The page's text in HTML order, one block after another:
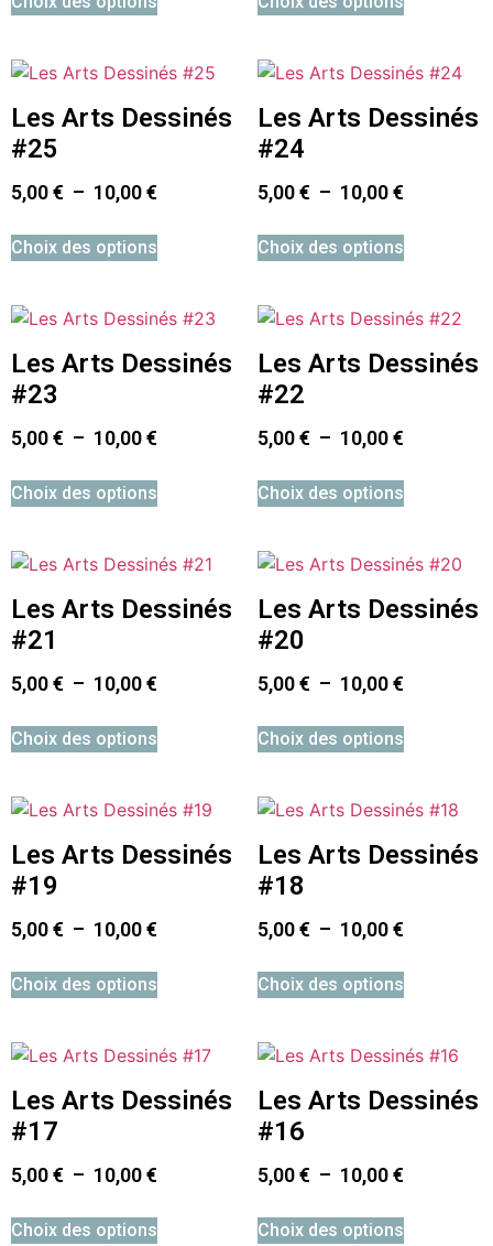
Les Arts Dessinés
#25
5,00€ – 10,00€
Choix des options
Les Arts Dessinés
#24
5,00€ – 10,00€
Choix des options
Les Arts Dessinés
#23
5,00€ – 10,00€
Choix des options
Les Arts Dessinés
#22
5,00€ – 10,00€
Choix des options
Les Arts Dessinés
#21
5,00€ – 10,00€
Choix des options
Les Arts Dessinés
#20
5,00€ – 10,00€
Choix des options
Les Arts Dessinés
#19
5,00€ – 10,00€
Choix des options
Les Arts Dessinés
#18
5,00€ – 10,00€
Choix des options
Les Arts Dessinés
#17
5,00€ – 10,00€
Choix des options
Les Arts Dessinés
#16
5,00€ – 10,00€
Choix des options